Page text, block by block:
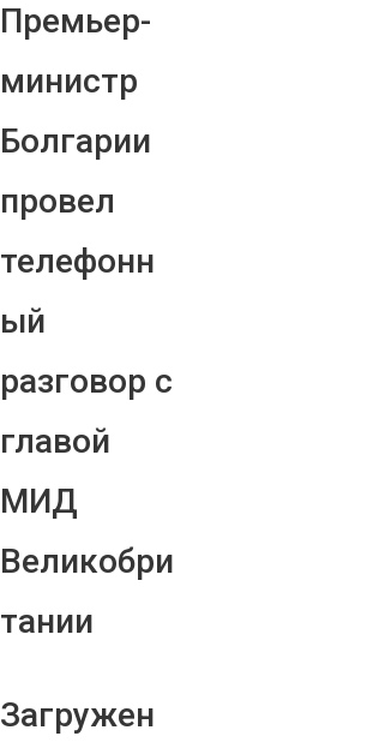
Премьер-
министр
Болгарии
провел
телефонн
ый
разговор с
главой
МИД
Великобри
тании
Загружен